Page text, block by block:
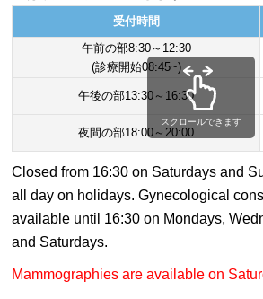
受付時間
午前の部8:30～12:30
(診療開始08:45~)
午後の部13:30～16:30
夜間の部18:00～20:00
スクロールできます
Closed from 16:30 on Saturdays and
all day on holidays. Gynecological
available until 16:30 on Mondays,
and Saturdays.
Mammographies are available on